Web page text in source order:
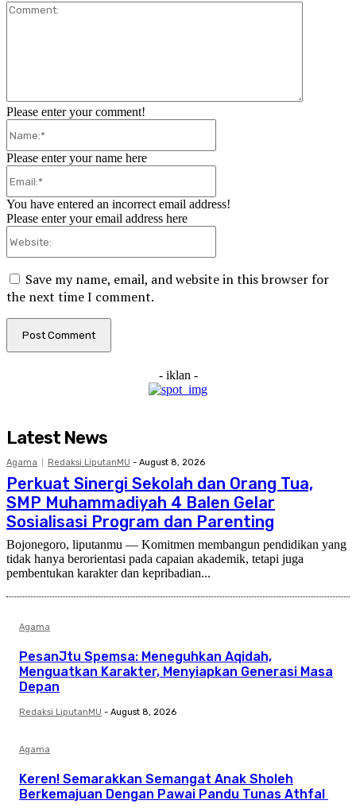
Please enter your comment!
Please enter your name here
You have entered an incorrect email address!
Please enter your email address here
Save my name, email, and website in this browser for
the next time I comment.
- iklan -
Latest News
Agama Redaksi LiputanMU - August 8, 2026
Perkuat Sinergi Sekolah dan Orang Tua,
SMP Muhammadiyah 4 Balen Gelar
Sosialisasi Program dan Parenting
Bojonegoro, liputanmu — Komitmen membangun pendidikan yang
tidak hanya berorientasi pada capaian akademik, tetapi juga
pembentukan karakter dan kepribadian...
Agama
PesanJtu Spemsa: Meneguhkan Aqidah,
Menguatkan Karakter, Menyiapkan Generasi Masa
Depan
Redaksi LiputanMU - August 8, 2026
Agama
Keren! Semarakkan Semangat Anak Sholeh
Berkemajuan Dengan Pawai Pandu Tunas Athfal